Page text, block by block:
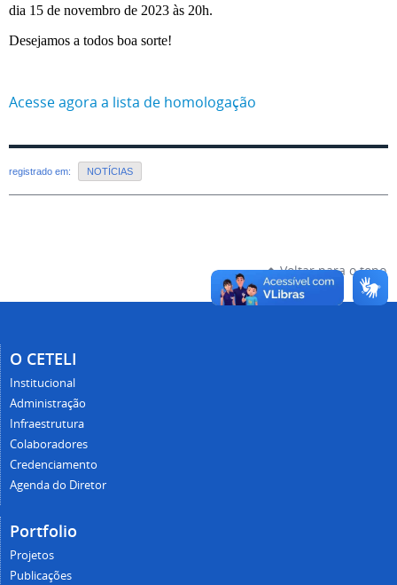
dia 15 de novembro de 2023 às 20h.
Desejamos a todos boa sorte!
Acesse agora a lista de homologação
registrado em: NOTÍCIAS
Voltar para o topo
O CETELI
Institucional
Administração
Infraestrutura
Colaboradores
Credenciamento
Agenda do Diretor
Portfolio
Projetos
Publicações